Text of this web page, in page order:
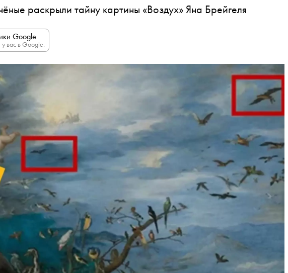
раскрыли тайну картины «Воздух» Яна Брейгеля
Google
вас в Google.